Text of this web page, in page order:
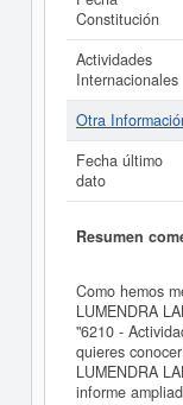
Constitución
Actividades
Internacionales
Otra
Fecha último
dato
Resumen
Como hemos
LUMENDRA
"6210 -
quieres
LUMENDRA
informe